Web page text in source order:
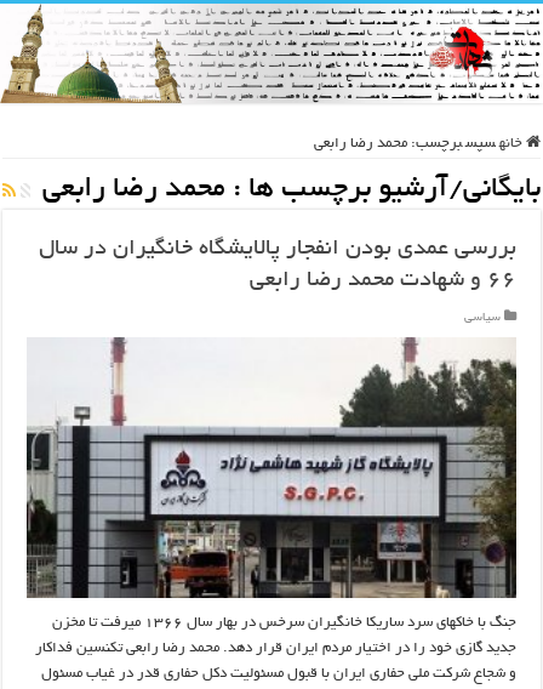
خانه سپس برچسب: محمد رضا رابعی
بایگانی/آرشیو برچسب ها : محمد رضا رابعی
بررسی عمدی بودن انفجار پالایشگاه خانگیران در سال
۶۶ و شهادت محمد رضا رابعی
سیاسی
جنگ با خاکهای سرد ساریکا خانگیران سرخس در بهار سال ۱۳۶۶ میرفت تا مخزن
جدید گازی خود را در اختیار مردم ایران قرار دهد. محمد رضا رابعی تکنسین فداکار
و شجاع شرکت ملی حفاری ایران با قبول مسئولیت دکل حفاری قدر در غیاب مسئول